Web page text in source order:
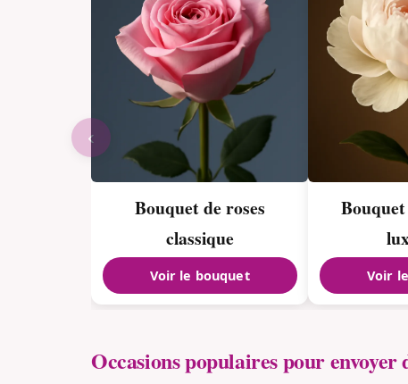
Bouquet de roses
classique
Voir le bouquet Voir
‹
Occasions populaires pour envoyer